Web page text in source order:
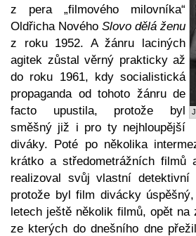
z pera „filmového milovníka“
Oldřicha Nového Slovo dělá ženu
z roku 1952. A žánru laciných
agitek zůstal věrný prakticky až
do roku 1961, kdy socialistická
propaganda od tohoto žánru de
facto upustila, protože byl
směšný již i pro ty nejhloupější
diváky. Poté po několika
krátko a středometrážních filmů
realizoval svůj vlastní detektivní
protože byl film divácky
letech ještě několik filmů, opět na
ze kterých do dnešního dne